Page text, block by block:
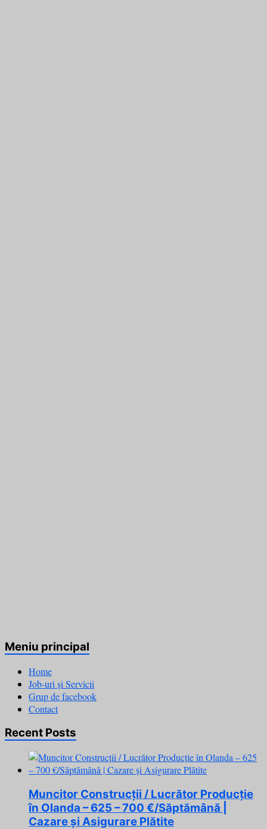
Meniu principal
Home
Job-uri și Servicii
Grup de facebook
Contact
Recent Posts
Muncitor Construcții / Lucrător Producție
în Olanda – 625 – 700 €/Săptămână |
Cazare și Asigurare Plătite